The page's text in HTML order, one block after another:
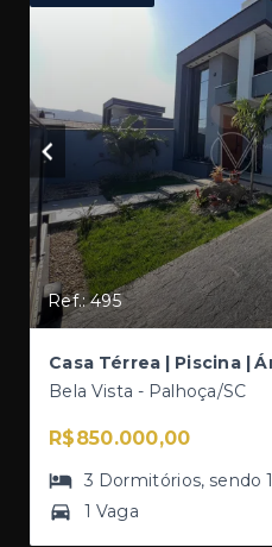
Ref.: 495
Bela Vista - Palhoça/SC
R$850.000,00
3 Dormitórios, sendo1
1 Vaga